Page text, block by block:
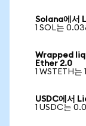
Solana에서
1 SOL는
Wrapped
Ether 2.0
1 WSTETH는
USDC에서
1 USDC는